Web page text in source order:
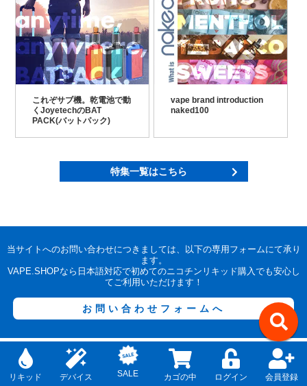
リキッド デバイス SALE カゴの中 ログイン 会員登録
これぞサブ機。乾電池で動
くJoyetechのBAT
PACK(バットパック)
vape brand introduction
naked100
特集一覧はこちら
↑
当サイトへのお問い合わせにつきましては、以下の専用フォームにて承り
ます。
VAPE.SHOPなら日本語対応で初めてのニコチンリキッド購入でも安心し
てご利用いただけます！
お問い合わせフォームへ
電子タバコ通販 Vape.Shop 個人輸入・配送について